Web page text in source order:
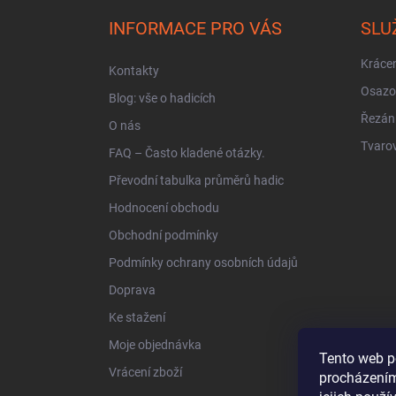
Tento web
INFORMACE PRO VÁS
Kontakty
Blog: vše o hadicích
O nás
FAQ – Často kladené otázky.
Převodní tabulka průměrů hadic
Hodnocení obchodu
Obchodní podmínky
Podmínky ochrany osobních údajů
Doprava
Ke stažení
Moje objednávka
Vrácení zboží